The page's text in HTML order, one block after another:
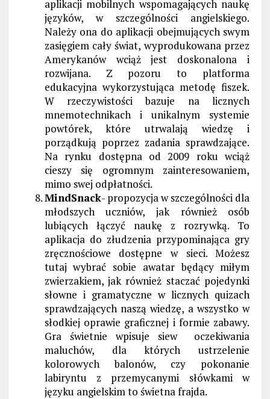
aplikacji mobilnych wspomagających naukę
języków, w szczególności angielskiego.
Należy ona do aplikacji obejmujących swym
zasięgiem cały świat, wyprodukowana przez
Amerykanów wciąż jest doskonalona i
rozwijana. Z pozoru to platforma
edukacyjna wykorzystująca metodę fiszek.
W rzeczywistości bazuje na licznych
mnemotechnikach i unikalnym systemie
powtórek, które utrwalają wiedzę i
porządkują poprzez zadania sprawdzające.
Na rynku dostępna od 2009 roku wciąż
cieszy się ogromnym zainteresowaniem,
mimo swej odpłatności.
MindSnack- propozycja w szczególności dla
młodszych uczniów, jak również osób
lubiących łączyć naukę z rozrywką. To
aplikacja do złudzenia przypominająca gry
zręcznościowe dostępne w sieci. Możesz
tutaj wybrać sobie awatar będący miłym
zwierzakiem, jak również staczać pojedynki
słowne i gramatyczne w licznych quizach
sprawdzających naszą wiedzę, a wszystko w
słodkiej oprawie graficznej i formie zabawy.
Gra świetnie wpisuje siew oczekiwania
maluchów, dla których ustrzelenie
kolorowych balonów, czy pokonanie
labiryntu z przemycanymi słówkami w
języku angielskim to świetna frajda.